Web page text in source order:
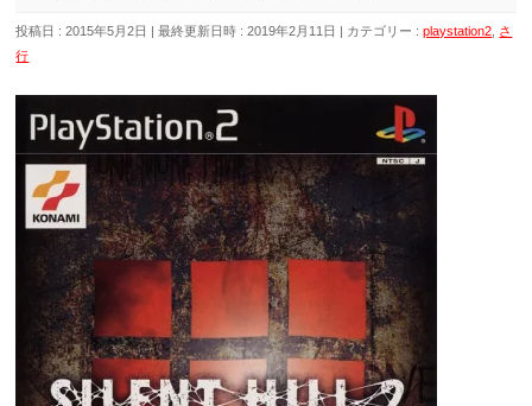
投稿日 : 2015年5月2日 最終更新日時 : 2019年2月11日 カテゴリー :playstation2 さ
行